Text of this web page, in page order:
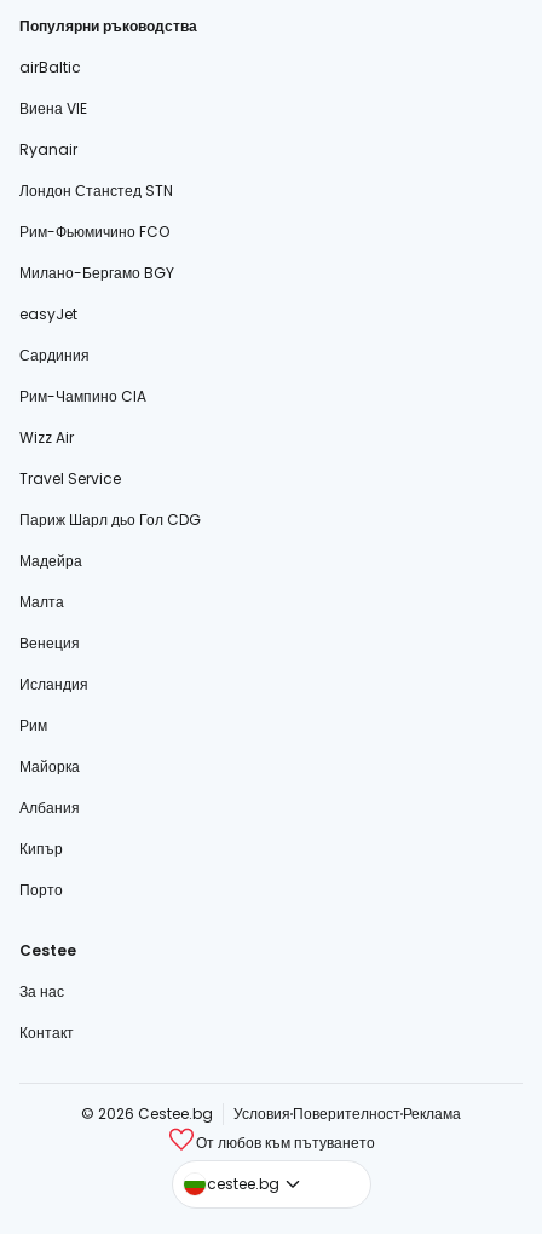
Популярни ръководства
airBaltic
Виена VIE
Ryanair
Лондон Станстед STN
Рим-Фьюмичино FCO
Милано-Бергамо BGY
easyJet
Сардиния
Рим-Чампино CIA
Wizz Air
Travel Service
Париж Шарл дьо Гол CDG
Мадейра
Малта
Венеция
Исландия
Рим
Майорка
Албания
Кипър
Порто
Cestee
За нас
Контакт
© 2026 Cestee.bg Условия ПоверителностРеклама
От любов към пътуването
cestee.bg
cestee.com
cestee.sk